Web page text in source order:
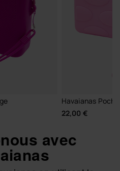
Havaianas
22,00 €
avec